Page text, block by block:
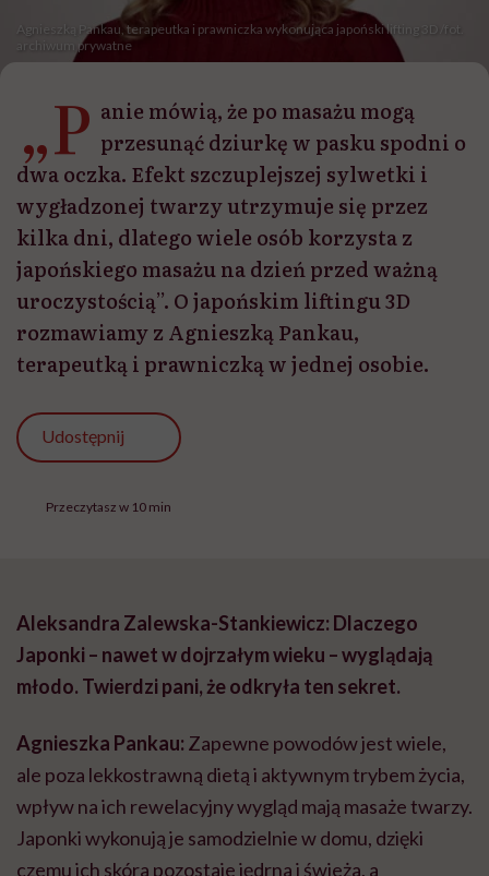
Agnieszką Pankau, terapeutka i prawniczka wykonująca japoński lifting 3D /fot.
archiwum prywatne
„P anie mówią, że po masażu mogą
przesunąć dziurkę w pasku spodni o
dwa oczka. Efekt szczuplejszej sylwetki i
wygładzonej twarzy utrzymuje się przez
kilka dni, dlatego wiele osób korzysta z
japońskiego masażu na dzień przed ważną
uroczystością”. O japońskim liftingu 3D
rozmawiamy z Agnieszką Pankau,
terapeutką i prawniczką w jednej osobie.
Udostępnij
Przeczytasz w 10 min
Aleksandra Zalewska-Stankiewicz: Dlaczego
Japonki – nawet w dojrzałym wieku – wyglądają
młodo. Twierdzi pani, że odkryła ten sekret.
Agnieszka Pankau: Zapewne powodów jest wiele,
ale poza lekkostrawną dietą i aktywnym trybem życia,
wpływ na ich rewelacyjny wygląd mają masaże twarzy.
Japonki wykonują je samodzielnie w domu, dzięki
czemu ich skóra pozostaje jędrna i świeża, a